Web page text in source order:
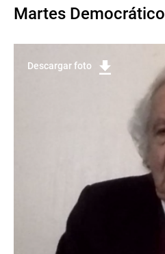
Martes Democrático
Descargar foto